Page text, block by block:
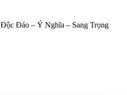
Độc Đáo – Ý Nghĩa – Sang Trọng